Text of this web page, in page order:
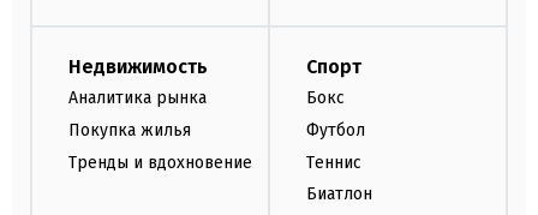
Недвижимость
Аналитика рынка
Покупка жилья
Тренды и вдохновение
Спорт
Бокс
Футбол
Теннис
Биатлон